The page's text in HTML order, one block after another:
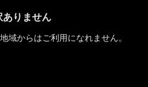
ありません
域からはご利用になれません。